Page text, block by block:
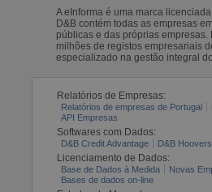
A eInforma é uma marca
D&B contém todas as empresas
públicas e das próprias
milhões de registos empresariais
especializado na gestão integral
Relatórios de Empresas:
Relatórios de empresas de Portugal
API Empresas
Softwares com Dados:
D&B Credit Advantage D&B Hoovers
Licenciamento de Dados:
Base de Dados à Medida Novas
Bases de dados on-line